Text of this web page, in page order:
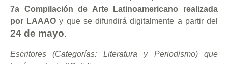
7a Compilación de Arte Latinoamericano realizada
por LAAAO y que se difundirá digitalmente a partir del
24 de mayo.
Escritores (Categorías: Literatura y Periodismo) que